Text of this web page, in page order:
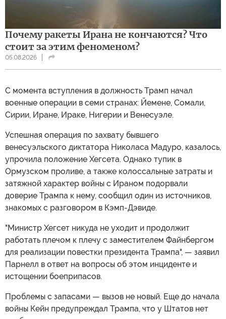
Почему ракеты Ирана не кончаются? Что
стоит за этим феноменом?
05.08.2026
С момента вступления в должность Трамп начал
военные операции в семи странах: Йемене, Сомали,
Сирии, Иране, Ираке, Нигерии и Венесуэле.
Успешная операция по захвату бывшего
венесуэльского диктатора Николаса Мадуро, казалось,
упрочила положение Хегсета. Однако тупик в
Ормузском проливе, а также колоссальные затраты и
затяжной характер войны с Ираном подорвали
доверие Трампа к нему, сообщил один из источников,
знакомых с разговором в Кэмп-Дэвиде.
"Министр Хегсет никуда не уходит и продолжит
работать плечом к плечу с заместителем Файнбергом
для реализации повестки президента Трампа", — заявил
Парнелл в ответ на вопросы об этом инциденте и
истощении боеприпасов.
Проблемы с запасами — вызов не новый. Еще до начала
войны Кейн предупреждал Трампа, что у Штатов нет